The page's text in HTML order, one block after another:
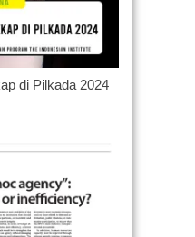
di Pilkada 2024